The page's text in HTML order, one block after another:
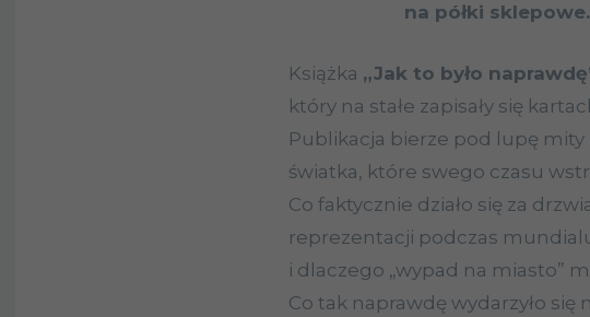
na półki sklepowe.
Książka „Jak to było
który na stałe zapisały się
Publikacja bierze pod lupę
światka, które swego czasu
Co faktycznie działo się za
reprezentacji podczas
i dlaczego „wypad na miasto”
Co tak naprawdę wydarzyło